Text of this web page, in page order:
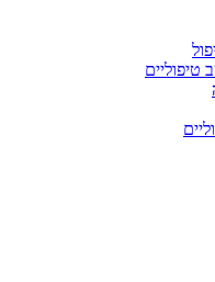
טיפוליים